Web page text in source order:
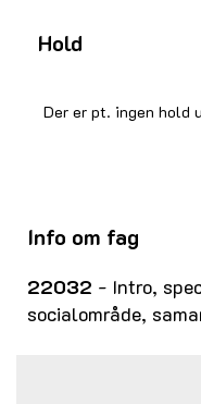
Hold
Der er pt. ingen hold
Info om fag
22032 - Intro,
socialområde,